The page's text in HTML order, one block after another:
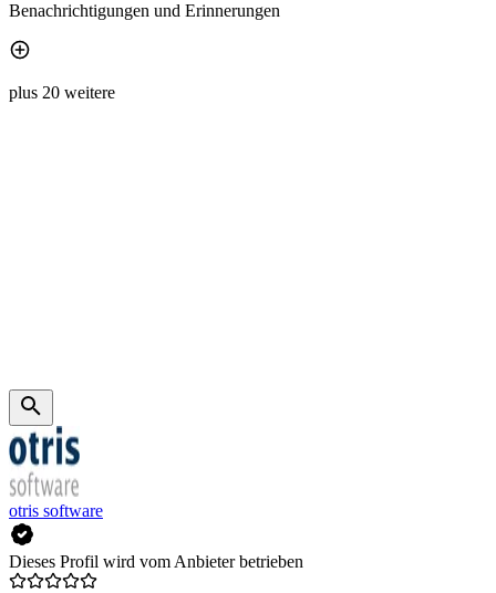
Benachrichtigungen und Erinnerungen
plus 20 weitere
otris software
Dieses Profil wird vom Anbieter betrieben